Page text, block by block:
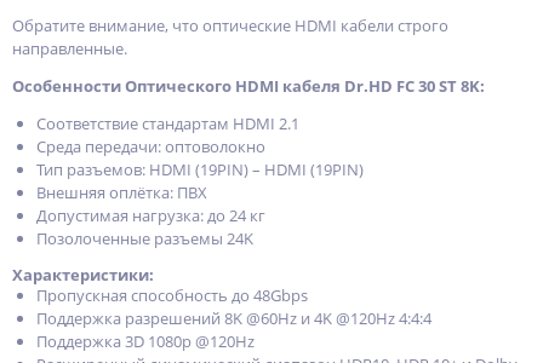
Обратите внимание, что оптические HDMI кабели строго
направленные.
Особенности Оптического HDMI кабеля Dr.HD FC 30 ST 8K:
Соответствие стандартам НDМI 2.1
Среда передачи: оптоволокно
Тип разъемов: HDMI (19PIN) – HDMI (19PIN)
Внешняя оплётка: ПВХ
Допустимая нагрузка: до 24 кг
Позолоченные разъемы 24K
Характеристики:
Пропускная способность до 48Gbps
Поддержка разрешений 8K @60Hz и 4K @120Hz 4:4:4
Поддержка 3D 1080p @120Нz